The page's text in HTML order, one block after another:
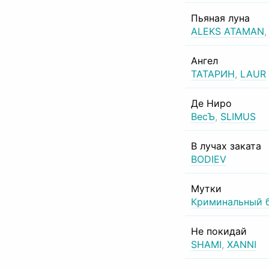
Пьяная луна
ALEKS ATAMAN,
Ангел
ТАТАРИН, LAUR
Де Ниро
ВесЪ, SLIMUS
В лучах заката
BODIEV
Мутки
Криминальный
Не покидай
SHAMI, XANNI